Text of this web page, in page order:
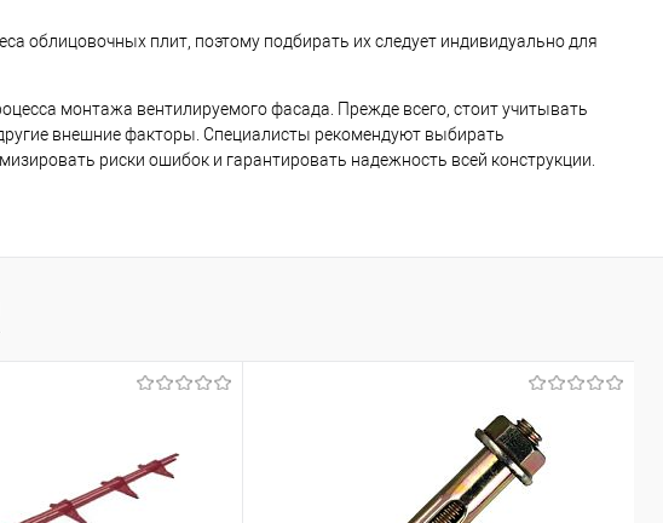
облицовочных плит, поэтому подбирать их следует индивидуально для
монтажа вентилируемого фасада. Прежде всего, стоит учитывать
внешние факторы. Специалисты рекомендуют выбирать
риски ошибок и гарантировать надежность всей конструкции.